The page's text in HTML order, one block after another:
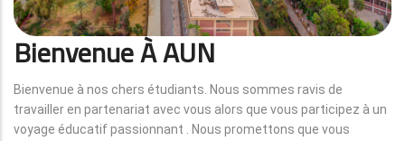
Bienvenue À AUN
Bienvenue à nos chers étudiants. Nous sommes ravis de
travailler en partenariat avec vous alors que vous participez à un
voyage éducatif passionnant . Nous promettons que vous